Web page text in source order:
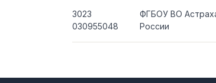
3023
030955048
ФГБОУ ВО
России